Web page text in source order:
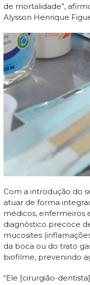
de mortalidade”,
Alysson Henrique
Com a introdução do
atuar de forma
médicos, enfermeiros
diagnóstico precoce
mucosites
da boca ou do trato
biofilme, prevenindo
“Ele [cirurgião-